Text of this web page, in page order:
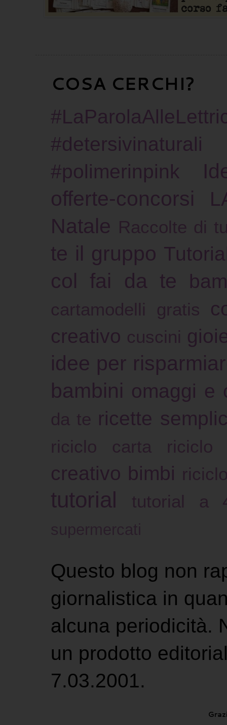
COSA CERCHI?
#detersivinaturali
#polimerinpink
offerte-concorsi
Natale Raccolte di
te il gruppo
col fai da te
cartamodelli gratis
creativo cuscini
idee per
bambini omaggi e
da te ricette
riciclo carta riciclo
creativo bimbi
tutorial tutorial a
Questo blog non
giornalistica in
alcuna periodicità.
un prodotto
7.03.2001.